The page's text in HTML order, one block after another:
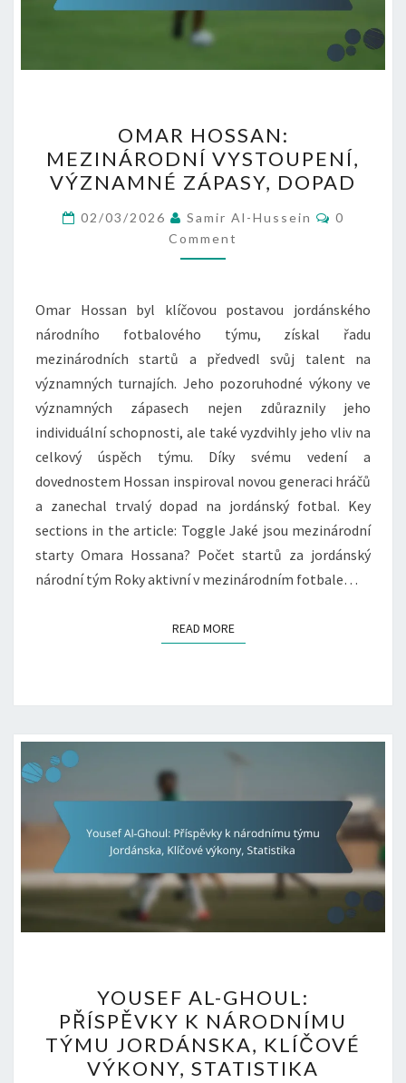
HOSSAN:
MEZINÁRODNÍ
VYSTOUPENÍ,
VÝZNAMNÉ
ZÁPASY,
DOPAD
OMAR HOSSAN:
MEZINÁRODNÍ VYSTOUPENÍ,
VÝZNAMNÉ ZÁPASY, DOPAD
02/03/2026 Samir Al-Hussein Comments
0
Comment
Omar Hossan byl klíčovou postavou jordánského
národního fotbalového týmu, získal řadu
mezinárodních startů a předvedl svůj talent na
významných turnajích. Jeho pozoruhodné výkony ve
významných zápasech nejen zdůraznily jeho
individuální schopnosti, ale také vyzdvihly jeho vliv na
celkový úspěch týmu. Díky svému vedení a
dovednostem Hossan inspiroval novou generaci hráčů
a zanechal trvalý dopad na jordánský fotbal. Key
sections in the article: Toggle Jaké jsou mezinárodní
starty Omara Hossana? Počet startů za jordánský
národní tým Roky aktivní v mezinárodním fotbale…
READ MOREREAD MORE
AL-
GHOUL:
PŘÍSPĚVKY
K
YOUSEF AL-GHOUL:
PŘÍSPĚVKY K NÁRODNÍMU
TÝMU JORDÁNSKA, KLÍČOVÉ
VÝKONY, STATISTIKA